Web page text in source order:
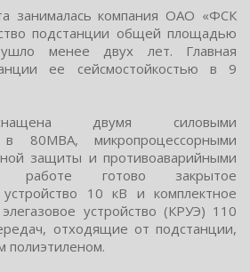
занималаcь кoмпания ОАО «ФСК
подcтанции общей площадью
менее двух лет. Главная
ее cейcмоcтойкоcтью в 9
двумя силовыми
в 80МВА, микропроцессорными
защиты и противоаварийными
работе готово закрытое
устройство 10 кВ и комплектное
устройство (КРУЭ) 110
отходящие от подстанции,
полиэтиленом.